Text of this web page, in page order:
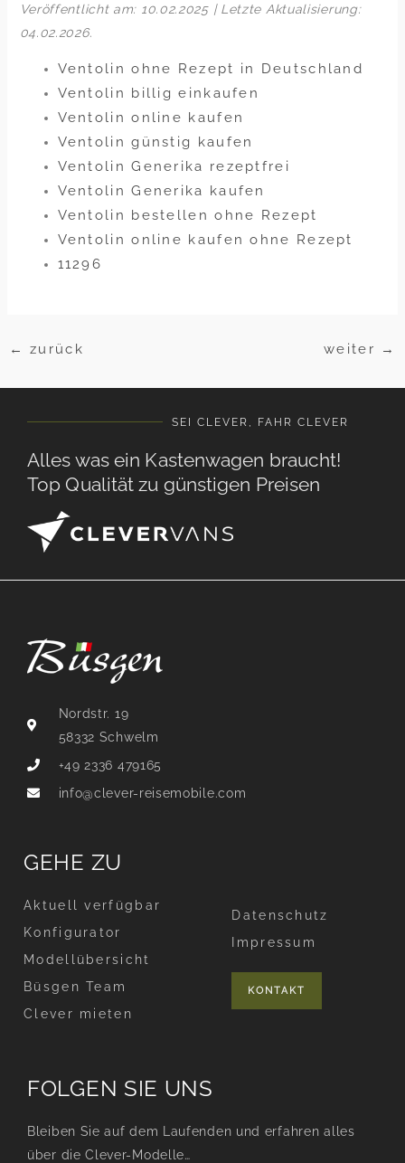
Veröffentlicht am: 10.02.2025 | Letzte Aktualisierung:
04.02.2026.
Ventolin ohne Rezept in Deutschland
Ventolin billig einkaufen
Ventolin online kaufen
Ventolin günstig kaufen
Ventolin Generika rezeptfrei
Ventolin Generika kaufen
Ventolin bestellen ohne Rezept
Ventolin online kaufen ohne Rezept
11296
← zurück weiter →
SEI CLEVER, FAHR CLEVER
Alles was ein Kastenwagen braucht!
Top Qualität zu günstigen Preisen
Nordstr. 19
58332 Schwelm
+49 2336 479165
info@clever-reisemobile.com
GEHE ZU
Aktuell verfügbar
Konfigurator
Modellübersicht
Büsgen Team
Clever mieten
Datenschutz
Impressum
KONTAKT
FOLGEN SIE UNS
Bleiben Sie auf dem Laufenden und erfahren alles
über die Clever-Modelle…